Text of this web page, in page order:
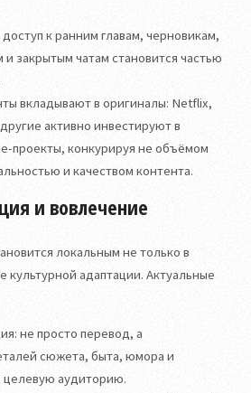
к ранним главам, черновикам,
и закрытым чатам становится частью
вкладывают в оригиналы: Netflix,
активно инвестируют в
проекты, конкурируя не объёмом
и качеством контента.
и вовлечение
локальным не только в
культурной адаптации. Актуальные
не просто перевод, а
сюжета, быта, юмора и
целевую аудиторию.